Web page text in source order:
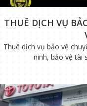
THUÊ DỊCH VỤ
Thuê dịch vụ bảo vệ
ninh, bảo vệ tài